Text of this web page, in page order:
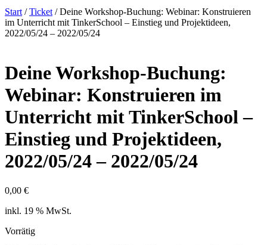
Start /Ticket / Deine Workshop-Buchung: Webinar: Konstruieren
im Unterricht mit TinkerSchool – Einstieg und Projektideen,
2022/05/24 – 2022/05/24
Deine Workshop-Buchung:
Webinar: Konstruieren im
Unterricht mit TinkerSchool –
Einstieg und Projektideen,
2022/05/24 – 2022/05/24
0,00 €
inkl. 19 % MwSt.
Vorrätig